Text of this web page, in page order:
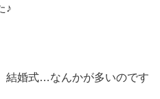
♪
結婚式…なんかが多いのです